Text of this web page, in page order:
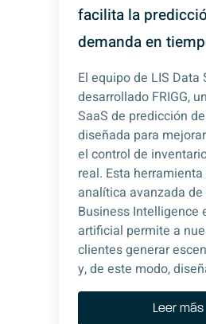
facilita la
demanda en
El equipo de LIS Data
desarrollado FRIGG,
SaaS de predicción
diseñada para
el control de
real. Esta
analítica avanzada de
Business Intelligence
artificial permite a
clientes generar
y, de este modo,
Leer más